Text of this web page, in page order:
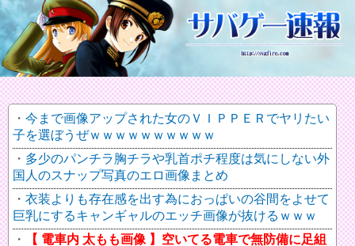
今まで画像アップされた女のＶＩＰＰＥＲでヤリたい
子を選ぼうぜｗｗｗｗｗｗｗｗｗｗ
多少のパンチラ胸チラや乳首ポチ程度は気にしない外
国人のスナップ写真のエロ画像まとめ
衣装よりも存在感を出す為におっぱいの谷間をよせて
巨乳にするキャンギャルのエッチ画像が抜けるｗｗｗ
【 電車内 太もも画像 】空いてる電車で無防備に足組